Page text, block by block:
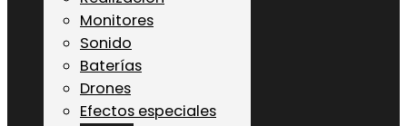
Monitores
Sonido
Baterías
Drones
Efectos especiales